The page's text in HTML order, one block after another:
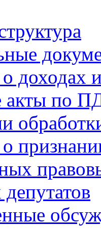
доходах
по